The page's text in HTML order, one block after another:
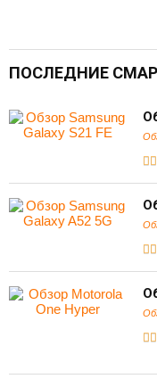
ПОСЛЕДНИЕ